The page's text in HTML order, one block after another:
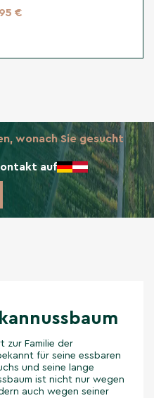
€
wonach Sie gesucht
auf
zur Familie der
für seine essbaren
und seine lange
ist nicht nur wegen
auch wegen seiner